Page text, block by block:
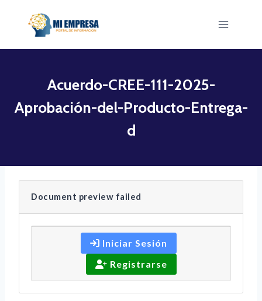
Acuerdo-CREE-111-2025-
Aprobación-del-Producto-Entrega-
d
Document preview failed
Iniciar Sesión
Registrarse